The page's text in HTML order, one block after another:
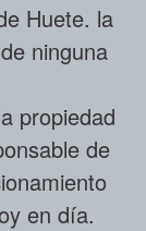
Huete. la
ninguna
propiedad
de
en día.